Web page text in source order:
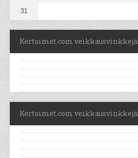
31
Kertoimet.com veikkausvinkkejä
Kertoimet.com veikkausvinkkejä